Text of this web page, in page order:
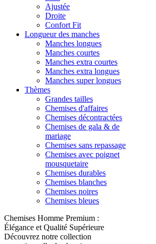
Ajustée
Droite
Confort Fit
Longueur des manches
Manches longues
Manches courtes
Manches extra courtes
Manches extra longues
Manches super longues
Thèmes
Grandes tailles
Chemises d'affaires
Chemises décontractées
Chemises de gala & de
mariage
Chemises sans repassage
Chemises avec poignet
mousquetaire
Chemises durables
Chemises blanches
Chemises noires
Chemises bleues
Chemises Homme Premium :
Élégance et Qualité Supérieure
Découvrez notre collection